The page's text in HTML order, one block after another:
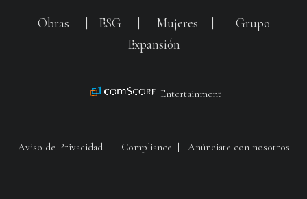
Obras ESG Mujeres
Grupo
Expansión
Entertainment
Aviso de Privacidad| Compliance Anúnciate con nosotros